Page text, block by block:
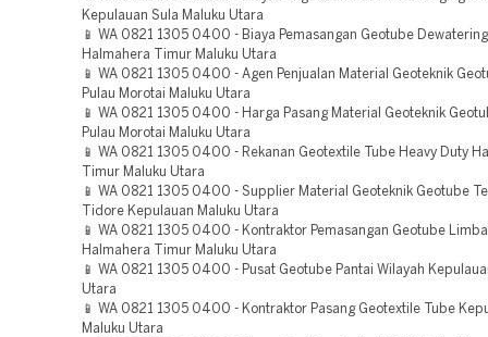
Kepulauan Sula Maluku Utara
📱 WA 0821 1305 0400 - Biaya Pemasangan Geotube
Halmahera Timur Maluku Utara
📱 WA 0821 1305 0400 - Agen Penjualan Material Geoteknik
Pulau Morotai Maluku Utara
📱 WA 0821 1305 0400 - Harga Pasang Material Geoteknik
Pulau Morotai Maluku Utara
📱 WA 0821 1305 0400 - Rekanan Geotextile Tube Heavy Duty
Timur Maluku Utara
📱 WA 0821 1305 0400 - Supplier Material Geoteknik Geotube
Tidore Kepulauan Maluku Utara
📱 WA 0821 1305 0400 - Kontraktor Pemasangan Geotube
Halmahera Timur Maluku Utara
📱 WA 0821 1305 0400 - Pusat Geotube Pantai Wilayah
Utara
📱 WA 0821 1305 0400 - Kontraktor Pasang Geotextile Tube
Maluku Utara